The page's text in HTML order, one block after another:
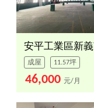
成屋 11.57坪
46,000 元/月